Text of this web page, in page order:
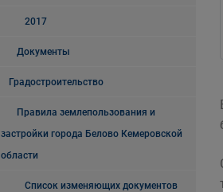
2017
Документы
Градостроительство
Правила землепользования и
застройки города Белово Кемеровской
области
Список изменяющих документов